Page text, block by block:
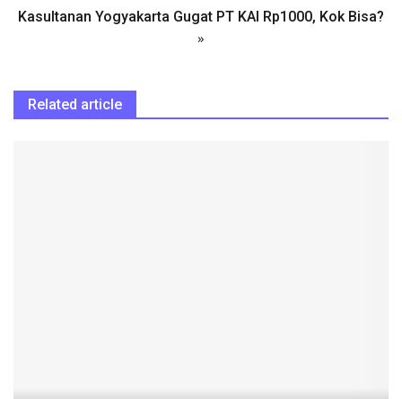
Kasultanan Yogyakarta Gugat PT KAI Rp1000, Kok Bisa?
»
Related article